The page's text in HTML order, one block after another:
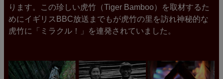
ります。この珍しい虎竹（Tiger Bamboo）を取材するた
めにイギリスBBC放送までもが虎竹の里を訪れ神秘的な
虎竹に「ミラクル！」を連発されていました。